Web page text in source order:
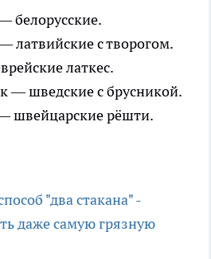
белорусские.
латвийские с творогом.
латкес.
— шведские с брусникой.
швейцарские рёшти.
"два стакана" -
даже самую грязную